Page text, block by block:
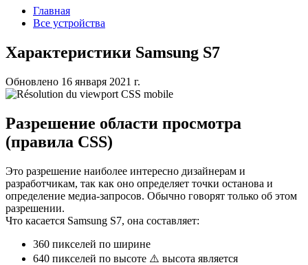
Главная
Все устройства
Характеристики Samsung S7
Обновлено 16 января 2021 г.
Разрешение области просмотра
(правила CSS)
Это разрешение наиболее интересно дизайнерам и
разработчикам, так как оно определяет точки останова и
определение медиа-запросов. Обычно говорят только об этом
разрешении.
Что касается Samsung S7, она составляет:
360 пикселей по ширине
640 пикселей по высоте ⚠️ высота является